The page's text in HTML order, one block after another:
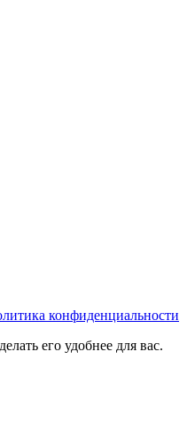
конфиденциальности
его удобнее для вас.